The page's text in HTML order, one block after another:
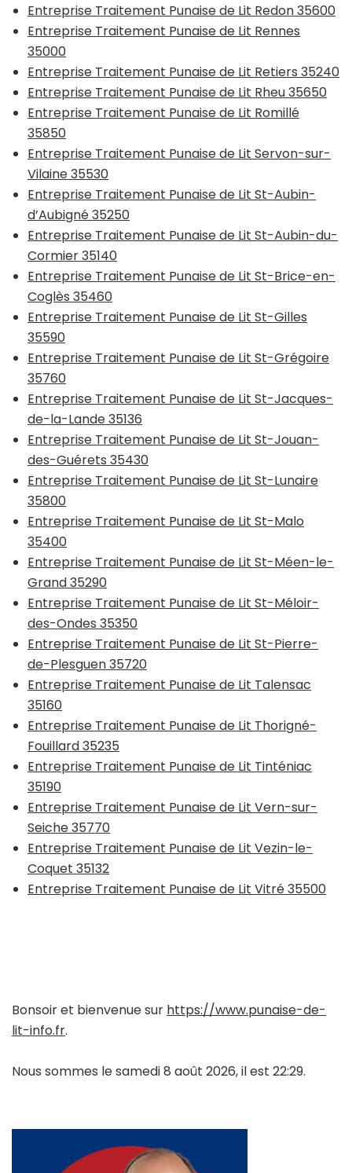
Entreprise Traitement Punaise de Lit Redon 35600
Entreprise Traitement Punaise de Lit Rennes
35000
Entreprise Traitement Punaise de Lit Retiers 35240
Entreprise Traitement Punaise de Lit Rheu 35650
Entreprise Traitement Punaise de Lit Romillé
35850
Entreprise Traitement Punaise de Lit Servon-sur-
Vilaine 35530
Entreprise Traitement Punaise de Lit St-Aubin-
d’Aubigné 35250
Entreprise Traitement Punaise de Lit St-Aubin-du-
Cormier 35140
Entreprise Traitement Punaise de Lit St-Brice-en-
Coglès 35460
Entreprise Traitement Punaise de Lit St-Gilles
35590
Entreprise Traitement Punaise de Lit St-Grégoire
35760
Entreprise Traitement Punaise de Lit St-Jacques-
de-la-Lande 35136
Entreprise Traitement Punaise de Lit St-Jouan-
des-Guérets 35430
Entreprise Traitement Punaise de Lit St-Lunaire
35800
Entreprise Traitement Punaise de Lit St-Malo
35400
Entreprise Traitement Punaise de Lit St-Méen-le-
Grand 35290
Entreprise Traitement Punaise de Lit St-Méloir-
des-Ondes 35350
Entreprise Traitement Punaise de Lit St-Pierre-
de-Plesguen 35720
Entreprise Traitement Punaise de Lit Talensac
35160
Entreprise Traitement Punaise de Lit Thorigné-
Fouillard 35235
Entreprise Traitement Punaise de Lit Tinténiac
35190
Entreprise Traitement Punaise de Lit Vern-sur-
Seiche 35770
Entreprise Traitement Punaise de Lit Vezin-le-
Coquet 35132
Entreprise Traitement Punaise de Lit Vitré 35500
Bonsoir et bienvenue sur https://www.punaise-de-
lit-info.fr.
Nous sommes le samedi 8 août 2026, il est 22:29.